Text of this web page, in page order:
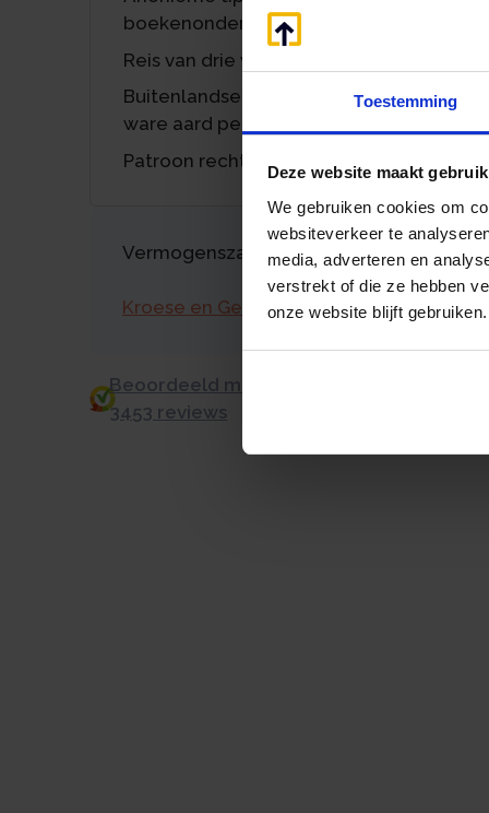
Toestemming
Deze website maakt
We gebruiken cookies om
websiteverkeer te
media, adverteren en
verstrekt of die ze hebben
onze website blijft gebruiken.
boekenonderzoek
Reis van drie weken met partners
Buitenlandse belastingdienst onthult
ware aard personeelsfeest
Patroon rechtvaardigt vergrijpboetes
Vermogenszaken goed regelen?
Kroese en Geraerts
Beoordeeld met een 9.0 uit 10 op basis van
3453 reviews